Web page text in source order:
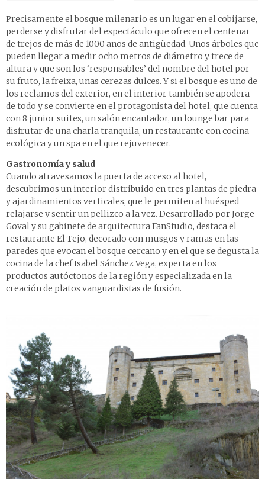
Precisamente el bosque milenario es un lugar en el cobijarse,
perderse y disfrutar del espectáculo que ofrecen el centenar
de trejos de más de 1000 años de antigüedad. Unos árboles que
pueden llegar a medir ocho metros de diámetro y trece de
altura y que son los ‘responsables’ del nombre del hotel por
su fruto, la freixa, unas cerezas dulces. Y si el bosque es uno de
los reclamos del exterior, en el interior también se apodera
de todo y se convierte en el protagonista del hotel, que cuenta
con 8 junior suites, un salón encantador, un lounge bar para
disfrutar de una charla tranquila, un restaurante con cocina
ecológica y un spa en el que rejuvenecer.
Gastronomía y salud
Cuando atravesamos la puerta de acceso al hotel,
descubrimos un interior distribuido en tres plantas de piedra
y ajardinamientos verticales, que le permiten al huésped
relajarse y sentir un pellizco a la vez. Desarrollado por Jorge
­Goval y su gabinete de arquitectura FanStudio, destaca el
restaurante El Tejo, decorado con musgos y ramas en las
paredes que evocan el bosque cercano y en el que se degusta la
cocina de la chef Isabel Sánchez Vega, experta en los
productos autóctonos de la región y especializada en la
creación de platos vanguardistas de fusión.